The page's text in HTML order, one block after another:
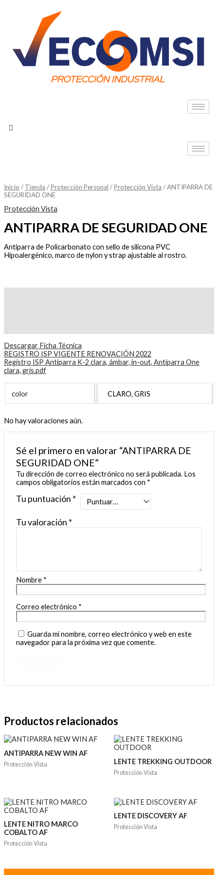
Inicio / Tienda /Protección Personal /Protección Vista / ANTIPARRA DE
SEGURIDAD ONE
Protección Vista
ANTIPARRA DE SEGURIDAD ONE
Antiparra de Policarbonato con sello de silicona PVC
Hipoalergénico, marco de nylon y strap ajustable al rostro.
Descargar Ficha Técnica
REGISTRO ISP VIGENTE RENOVACIÓN 2022
Registro ISP Antiparra K-2 clara, ámbar, in-out, Antiparra One
clara, gris.pdf
color CLARO, GRIS
No hay valoraciones aún.
Sé el primero en valorar “ANTIPARRA DE
SEGURIDAD ONE”
Tu dirección de correo electrónico no será publicada. Los
campos obligatorios están marcados con *
Tu puntuación *
Tu valoración *
Nombre *
Correo electrónico *
Guarda mi nombre, correo electrónico y web en este
navegador para la próxima vez que comente.
Productos relacionados
ANTIPARRA NEW WIN AF
Protección Vista LENTE TREKKING OUTDOOR
Protección Vista
LENTE NITRO MARCO
COBALTO AF
Protección Vista
LENTE DISCOVERY AF
Protección Vista